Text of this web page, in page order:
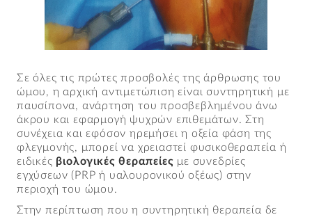
Σε όλες τις πρώτες προσβολές της άρθρωσης του
ώμου, η αρχική αντιμετώπιση είναι συντηρητική με
παυσίπονα, ανάρτηση του προσβεβλημένου άνω
άκρου και εφαρμογή ψυχρών επιθεμάτων. Στη
συνέχεια και εφόσον ηρεμήσει η οξεία φάση της
φλεγμονής, μπορεί να χρειαστεί φυσικοθεραπεία ή
ειδικές βιολογικές θεραπείες με συνεδρίες
εγχύσεων (PRP ή υαλουρονικού οξέως) στην
περιοχή του ώμου.
Στην περίπτωση που η συντηρητική θεραπεία δε